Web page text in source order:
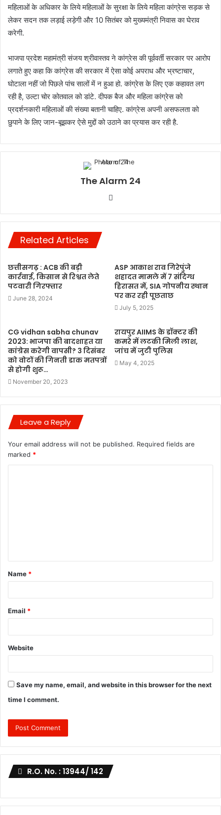
महिलाओं के अधिकार के लिये महिलाओं के सुरक्षा के लिये महिला कांग्रेस सड़क से
लेकर सदन तक लड़ाई लड़ेगी और 10 सितंबर को मुख्यमंत्री निवास का घेराव
करेगी.
भाजपा प्रदेश महामंत्री संजय श्रीवास्तव ने कांग्रेस की पूर्ववर्ती सरकार पर आरोप
लगाते हुए कहा कि कांग्रेस की सरकार में ऐसा कोई अपराध और भ्रष्टाचार,
घोटाला नहीं जो पिछले पांच सालों में न हुआ हो. कांग्रेस के लिए एक कहावत लग
रही है, उल्टा चोर कोतवाल को डांटे. दीपक बैज और महिला कांग्रेस को
प्रदर्शनकारी महिलाओं की संख्या बतानी चाहिए. कांग्रेस अपनी असफलता को
छुपाने के लिए जान-बूझकर ऐसे मुद्दों को उठाने का प्रयास कर रही है.
The Alarm 24
Website
Related Articles
छत्तीसगढ़ : ACB की बड़ी
कार्रवाई, किसान से रिश्वत लेते
पटवारी गिरफ्तार
June 28, 2024
ASP आकाश राव गिरेपुंजे
शहादत मामले में 7 संदिग्ध
हिरासत में, SIA गोपनीय स्थान
पर कर रही पूछताछ
July 5, 2025
CG vidhan sabha chunav
2023: भाजपा की बादशाहत या
कांग्रेस करेगी वापसी? 3 दिसंबर
को वोटों की गिनती डाक मतपत्रों
से होगी शुरू…
November 20, 2023
रायपुर AIIMS के डॉक्टर की
कमरे में लटकी मिली लाश,
जांच में जुटी पुलिस
May 4, 2025
Leave a Reply
Your email address will not be published. Required fields are
marked *
t
*
Name *
Email *
Website
Save my name, email, and website in this browser for the next
time I comment.
R.O. No. : 13944/ 142